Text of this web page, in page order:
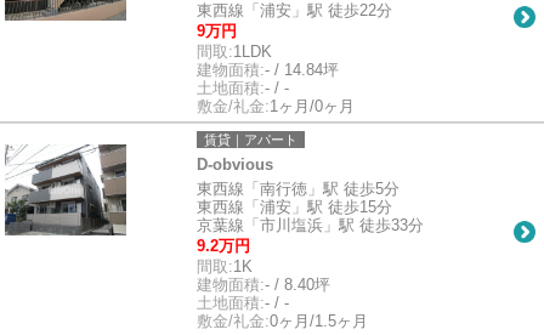
東西線「浦安」駅 徒歩22分
9万円
間取:1LDK
建物面積:- / 14.84坪
土地面積:- / -
敷金/礼金:1ヶ月/0ヶ月
賃貸｜アパート
D-obvious
東西線「南行徳」駅 徒歩5分
東西線「浦安」駅 徒歩15分
京葉線「市川塩浜」駅 徒歩33分
9.2万円
間取:1K
建物面積:- / 8.40坪
土地面積:- / -
敷金/礼金:0ヶ月/1.5ヶ月